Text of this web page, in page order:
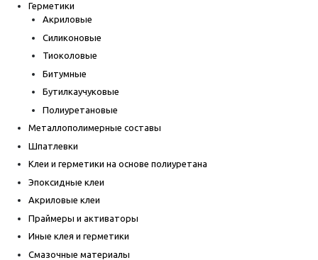
Герметики
Акриловые
Силиконовые
Тиоколовые
Битумные
Бутилкаучуковые
Полиуретановые
Металлополимерные составы
Шпатлевки
Клеи и герметики на основе полиуретана
Эпоксидные клеи
Акриловые клеи
Праймеры и активаторы
Иные клея и герметики
Смазочные материалы